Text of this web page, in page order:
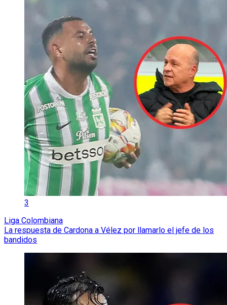
3
Liga Colombiana
La respuesta de Cardona a Vélez por llamarlo el jefe de los
bandidos